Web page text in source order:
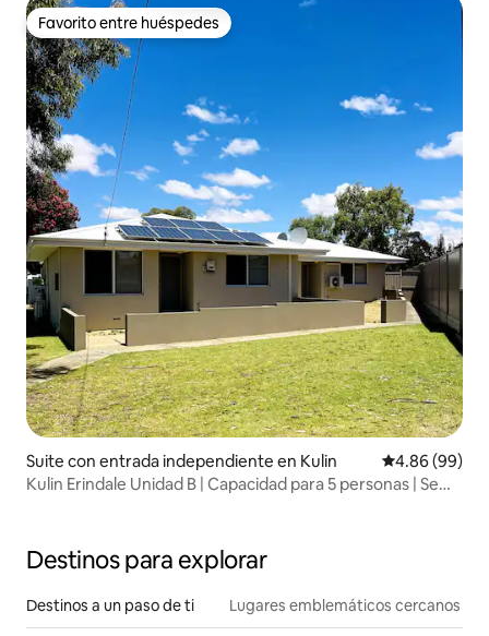
Favorito entre huéspedes
Favorito entre huéspedes
Suite con entrada independiente en Kulin Calificación
4.86 (99)
Kulin Erindale Unidad B | Capacidad para 5 personas | Se
Destinos para explorar
Destinos a un paso de ti Lugares emblemáticos cercanos